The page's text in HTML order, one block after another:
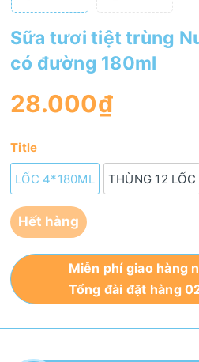
Sữa tươi tiệt trùng
có đường 180ml
28.000₫
Title
LỐC 4*180ML THÙNG 12 LỐC
Hết hàng
Miễn phí giao hàng
Tổng đài đặt hàng